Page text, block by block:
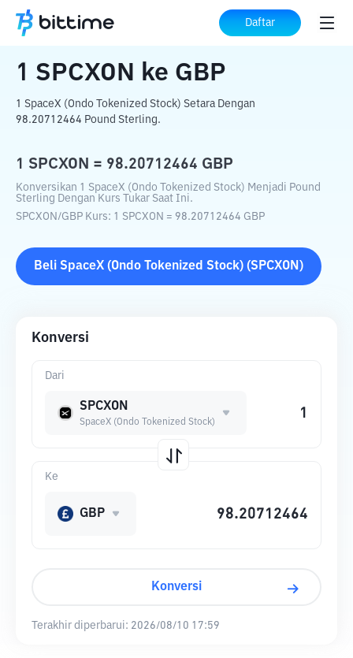
Daftar
Beranda Konverter Kripto SPCXON ke GBP
1 SPCXON ke GBP
1 SpaceX (Ondo Tokenized Stock) Setara Dengan
98.20712464 Pound Sterling.
1 SPCXON = 98.20712464 GBP
Konversikan 1 SpaceX (Ondo Tokenized Stock) Menjadi Pound
Sterling Dengan Kurs Tukar Saat Ini.
SPCXON/GBP Kurs: 1 SPCXON = 98.20712464 GBP
Beli SpaceX (Ondo Tokenized Stock) (SPCXON )
Konversi
Dari
SPCXON
SpaceX (Ondo Tokenized Stock)
Ke
GBP
Konversi
Terakhir diperbarui: 2026/08/10 17:59